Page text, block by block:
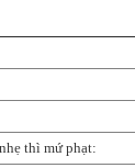
thì mứ phạt: